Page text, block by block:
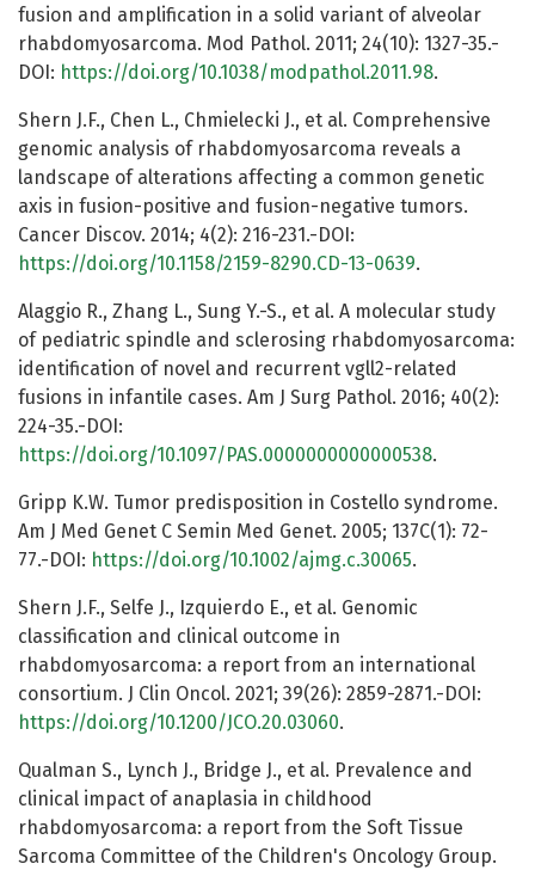
fusion and amplification in a solid variant of alveolar
rhabdomyosarcoma. Mod Pathol. 2011; 24(10): 1327-35.-
DOI: https://doi.org/10.1038/modpathol.2011.98.
Shern J.F., Chen L., Chmielecki J., et al. Comprehensive
genomic analysis of rhabdomyosarcoma reveals a
landscape of alterations affecting a common genetic
axis in fusion-positive and fusion-negative tumors.
Cancer Discov. 2014; 4(2): 216-231.-DOI:
https://doi.org/10.1158/2159-8290.CD-13-0639.
Alaggio R., Zhang L., Sung Y.-S., et al. A molecular study
of pediatric spindle and sclerosing rhabdomyosarcoma:
identification of novel and recurrent vgll2-related
fusions in infantile cases. Am J Surg Pathol. 2016; 40(2):
224-35.-DOI:
https://doi.org/10.1097/PAS.0000000000000538.
Gripp K.W. Tumor predisposition in Costello syndrome.
Am J Med Genet C Semin Med Genet. 2005; 137C(1): 72-
77.-DOI: https://doi.org/10.1002/ajmg.c.30065.
Shern J.F., Selfe J., Izquierdo E., et al. Genomic
classification and clinical outcome in
rhabdomyosarcoma: a report from an international
consortium. J Clin Oncol. 2021; 39(26): 2859-2871.-DOI:
https://doi.org/10.1200/JCO.20.03060.
Qualman S., Lynch J., Bridge J., et al. Prevalence and
clinical impact of anaplasia in childhood
rhabdomyosarcoma: a report from the Soft Tissue
Sarcoma Committee of the Children's Oncology Group.